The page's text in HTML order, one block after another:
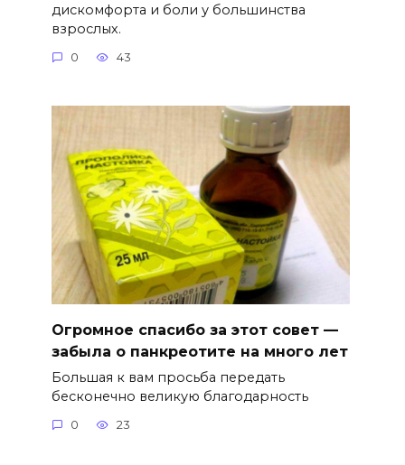
дискомфорта и боли у большинства
взрослых.
0 43
Огромное спасибо за этот совет —
забыла о панкреотите на много лет
Большая к вам просьба передать
бесконечно великую благодарность
0 23